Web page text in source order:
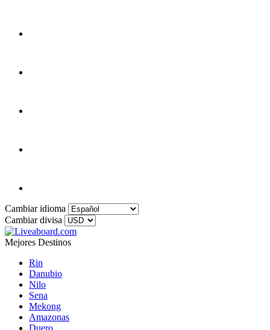
Cambiar idioma
Cambiar divisa
Mejores Destinos
Rin
Danubio
Nilo
Sena
Mekong
Amazonas
Duero